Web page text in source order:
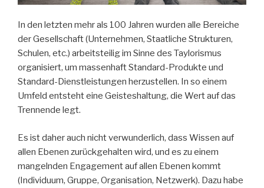
In den letzten mehr als 100 Jahren wurden alle Bereiche
der Gesellschaft (Unternehmen, Staatliche Strukturen,
Schulen, etc.) arbeitsteilig im Sinne des Taylorismus
organisiert, um massenhaft Standard-Produkte und
Standard-Dienstleistungen herzustellen. In so einem
Umfeld entsteht eine Geisteshaltung, die Wert auf das
Trennende legt.
Es ist daher auch nicht verwunderlich, dass Wissen auf
allen Ebenen zurückgehalten wird, und es zu einem
mangelnden Engagement auf allen Ebenen kommt
(Individuum, Gruppe, Organisation, Netzwerk). Dazu habe